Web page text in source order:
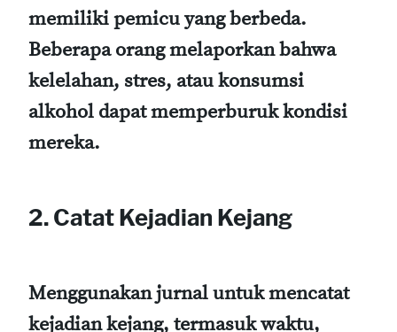
memiliki pemicu yang berbeda.
Beberapa orang melaporkan bahwa
kelelahan, stres, atau konsumsi
alkohol dapat memperburuk kondisi
mereka.
2. Catat Kejadian Kejang
Menggunakan jurnal untuk mencatat
kejadian kejang, termasuk waktu,